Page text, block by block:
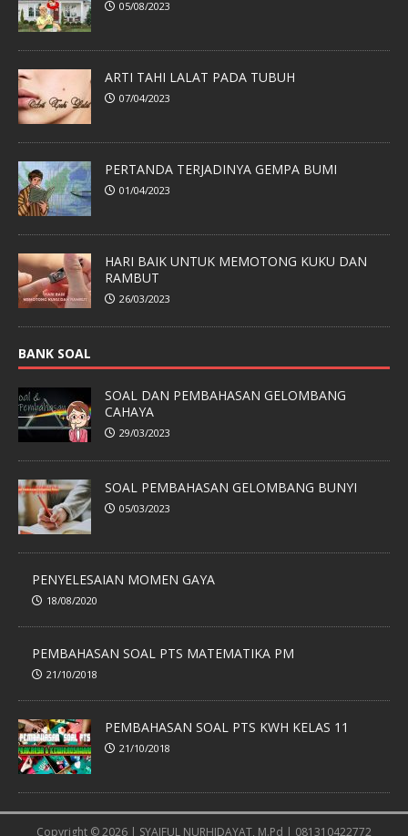
05/08/2023
ARTI TAHI LALAT PADA TUBUH
07/04/2023
PERTANDA TERJADINYA GEMPA BUMI
01/04/2023
HARI BAIK UNTUK MEMOTONG KUKU DAN
RAMBUT
26/03/2023
BANK SOAL
SOAL DAN PEMBAHASAN GELOMBANG
CAHAYA
29/03/2023
SOAL PEMBAHASAN GELOMBANG BUNYI
05/03/2023
PENYELESAIAN MOMEN GAYA
18/08/2020
PEMBAHASAN SOAL PTS MATEMATIKA PM
21/10/2018
PEMBAHASAN SOAL PTS KWH KELAS 11
21/10/2018
Copyright © 2026 | SYAIFUL NURHIDAYAT, M.Pd | 081310422772